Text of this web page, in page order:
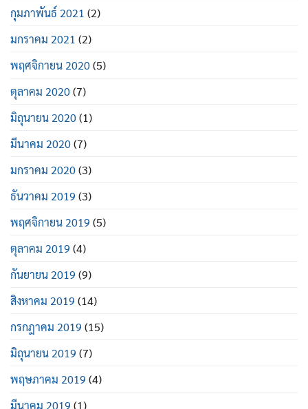
กุมภาพันธ์ 2021 (2)
มกราคม 2021 (2)
พฤศจิกายน 2020(5)
ตุลาคม 2020(7)
มิถุนายน 2020(1)
มีนาคม 2020(7)
มกราคม 2020(3)
ธันวาคม 2019 (3)
พฤศจิกายน 2019 (5)
ตุลาคม 2019 (4)
กันยายน 2019 (9)
สิงหาคม 2019 (14)
กรกฎาคม 2019 (15)
มิถุนายน 2019 (7)
พฤษภาคม 2019 (4)
มีนาคม 2019 (1)